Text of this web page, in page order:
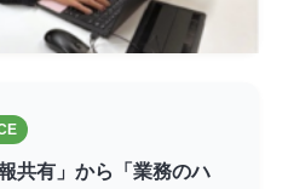
共有」から「業務のハ